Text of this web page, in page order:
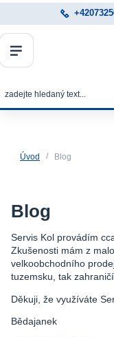
Úvod Blog
Blog
Servis Kol provádím
Zkušenosti mám z
velkoobchodního
tuzemsku, tak
Děkuji, že využíváte
Bědajanek